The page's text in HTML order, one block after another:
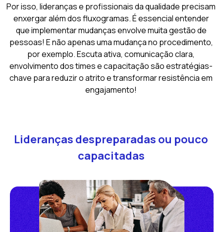
Por isso, lideranças e profissionais da qualidade precisam
enxergar além dos fluxogramas. É essencial entender
que implementar mudanças envolve muita gestão de
pessoas! E não apenas uma mudança no procedimento,
por exemplo. Escuta ativa, comunicação clara,
envolvimento dos times e capacitação são estratégias-
chave para reduzir o atrito e transformar resistência em
engajamento!
Lideranças despreparadas ou pouco
capacitadas